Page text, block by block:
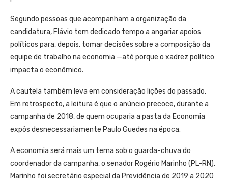
Segundo pessoas que acompanham a organização da
candidatura, Flávio tem dedicado tempo a angariar apoios
políticos para, depois, tomar decisões sobre a composição da
equipe de trabalho na economia —até porque o xadrez político
impacta o econômico.
A cautela também leva em consideração lições do passado.
Em retrospecto, a leitura é que o anúncio precoce, durante a
campanha de 2018, de quem ocuparia a pasta da Economia
expôs desnecessariamente Paulo Guedes na época.
A economia será mais um tema sob o guarda-chuva do
coordenador da campanha, o senador Rogério Marinho (PL-RN).
Marinho foi secretário especial da Previdência de 2019 a 2020